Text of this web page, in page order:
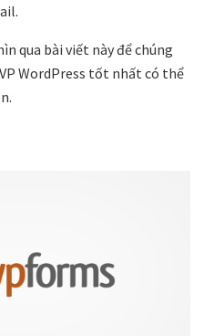
qua bài viết này để chúng
WordPress tốt nhất có thể